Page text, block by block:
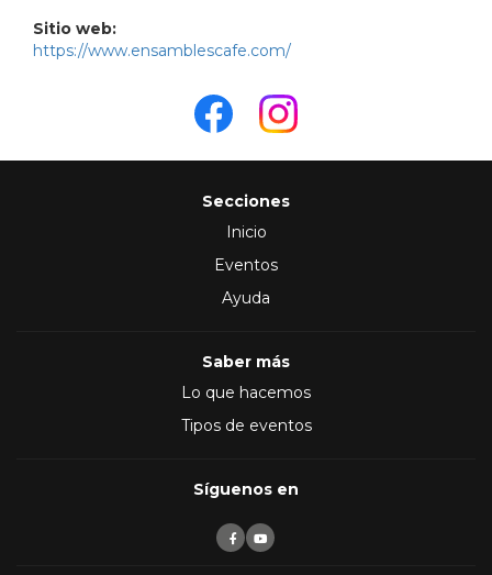
Sitio web:
https://www.ensamblescafe.com/
Secciones
Inicio
Eventos
Ayuda
Saber más
Lo que hacemos
Tipos de eventos
Síguenos en